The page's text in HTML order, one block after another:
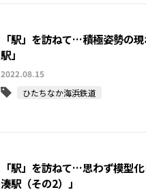
「駅」を訪ねて…積極姿勢の
駅」
2022.08.15
ひたちなか海浜鉄道
「駅」を訪ねて…思わず模型
湊駅（その2）」